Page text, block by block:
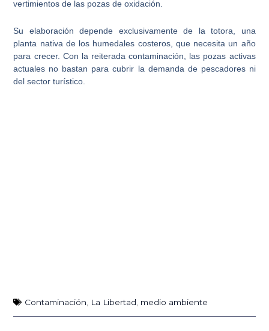
vertimientos de las pozas de oxidación.
Su elaboración depende exclusivamente de la totora, una
planta nativa de los humedales costeros, que necesita un año
para crecer. Con la reiterada contaminación, las pozas activas
actuales no bastan para cubrir la demanda de pescadores ni
del sector turístico.
Contaminación La Libertad medio ambiente
Ant